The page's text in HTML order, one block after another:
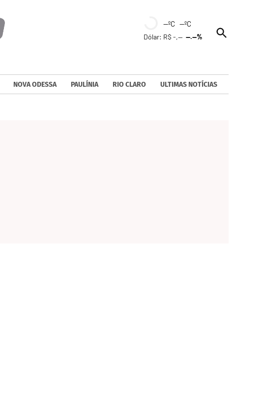
--ºC --ºC
Dólar: R$ -,----.--%
Open
Search
NOVA ODESSA PAULÍNIA RIO CLARO ULTIMAS NOTÍCIAS